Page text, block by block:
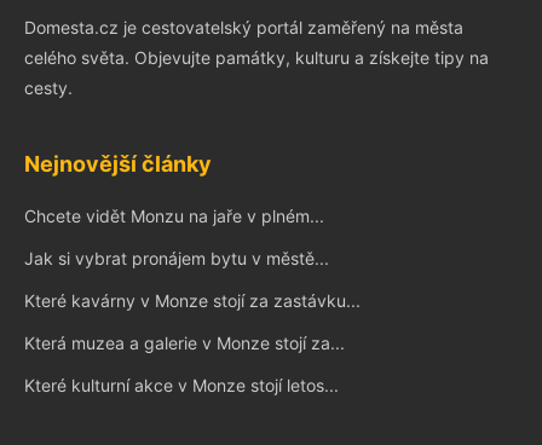
Domesta.cz je cestovatelský portál zaměřený na města
celého světa. Objevujte památky, kulturu a získejte tipy na
cesty.
Nejnovější články
Chcete vidět Monzu na jaře v plném...
Jak si vybrat pronájem bytu v městě...
Které kavárny v Monze stojí za zastávku...
Která muzea a galerie v Monze stojí za...
Které kulturní akce v Monze stojí letos...